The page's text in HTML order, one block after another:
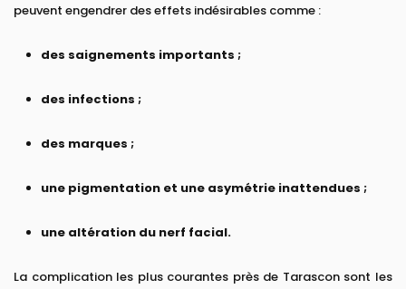
peuvent engendrer des effets indésirables comme :
des saignements importants ;
des infections ;
des marques ;
une pigmentation et une asymétrie inattendues ;
une altération du nerf facial.
La complication les plus courantes près de Tarascon sont les